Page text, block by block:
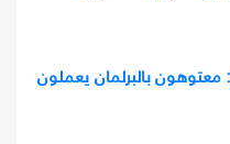
بالبرلمان يعملون